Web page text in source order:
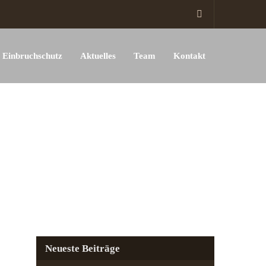
Einbruchschutz Aktuelles Team Kontakt
Neueste Beiträge